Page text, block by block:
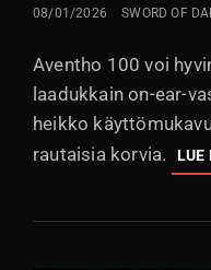
LÄHETETTY
08/01/2026 SWORD OF
Aventho 100 voi
laadukkain on-ear-
heikko
rautaisia korvia.
LUE